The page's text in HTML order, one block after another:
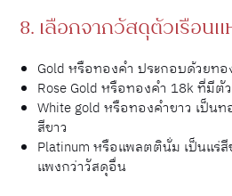
8. เลือกจากวัสดุตัวเรือน
Gold หรือทองคำ ประกอบด้วยท
Rose Gold หรือทองคำ 18k ที่มีตั
White gold หรือทองคำขาว เป็น
สีขาว
Platinum หรือแพลตตินั่ม เป็นแร่
แพงกว่าวัสดุอื่น